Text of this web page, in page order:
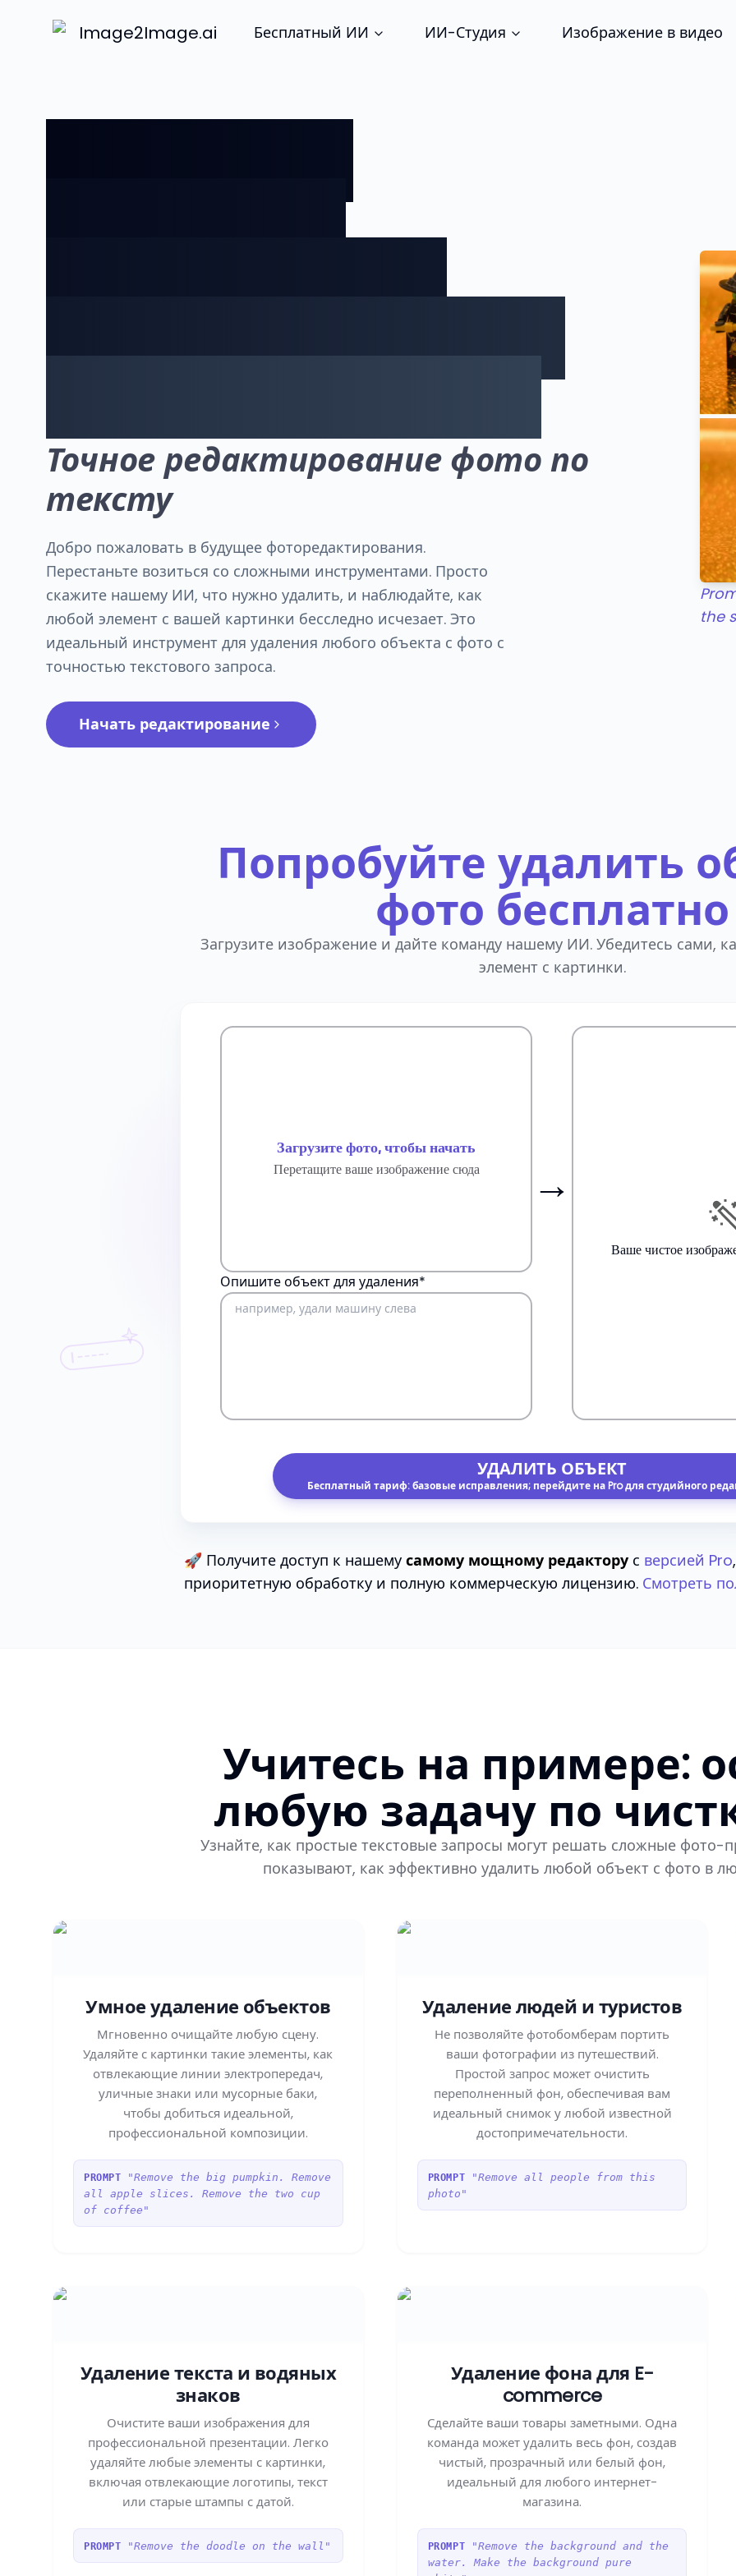
Image2Image.ai Бесплатный ИИ ИИ-Студия Изображение в видео
Описывайте.
объекты с фото.
Точное редактирование фото по
тексту
Добро пожаловать в будущее фоторедактирования.
Перестаньте возиться со сложными инструментами. Просто
скажите нашему ИИ, что нужно удалить, и наблюдайте, как
любой элемент с вашей картинки бесследно исчезает. Это
идеальный инструмент для удаления любого объекта с фото с
точностью текстового запроса.
Начать редактирование
the
Попробуйте удалить
фото бесплатно
Загрузите изображение и дайте команду нашему ИИ. Убедитесь сами,
элемент с картинки.
Загрузите фото, чтобы начать
Перетащите ваше изображение сюда
Опишите объект для удаления*
→
Ваше чистое
УДАЛИТЬ ОБЪЕКТ
Бесплатный тариф: базовые исправления; перейдите на Pro для студийного
🚀 Получите доступ к нашему самому мощному редактору с версией Pro
приоритетную обработку и полную коммерческую лицензию. Смотреть
Учитесь на примере:
любую задачу по
Узнайте, как простые текстовые запросы могут решать сложные
показывают, как эффективно удалить любой объект с фото в
Умное удаление объектов
Мгновенно очищайте любую сцену.
Удаляйте с картинки такие элементы, как
отвлекающие линии электропередач,
уличные знаки или мусорные баки,
чтобы добиться идеальной,
профессиональной композиции.
PROMPT
"Remove the big pumpkin. Remove
all apple slices. Remove the two cup
of coffee"
Удаление людей и туристов
Не позволяйте фотобомберам портить
ваши фотографии из путешествий.
Простой запрос может очистить
переполненный фон, обеспечивая вам
идеальный снимок у любой известной
достопримечательности.
PROMPT
"Remove all people from this
photo"
Удаление текста и водяных
знаков
Очистите ваши изображения для
профессиональной презентации. Легко
удаляйте любые элементы с картинки,
включая отвлекающие логотипы, текст
или старые штампы с датой.
PROMPT "Remove the doodle on the wall"
Удаление фона для E-
commerce
Сделайте ваши товары заметными. Одна
команда может удалить весь фон, создав
чистый, прозрачный или белый фон,
идеальный для любого интернет-
магазина.
PROMPT
"Remove the background and the
water. Make the background pure